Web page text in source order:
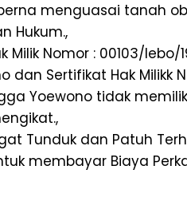
menguasai tanah
Hukum.,
Milik Nomor : 00103/
dan Sertifikat Hak Milikk
Yoewono tidak
Tunduk dan Patuh
membayar Biaya